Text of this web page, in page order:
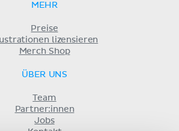
MEHR
Preise
lizensieren
Merch Shop
ÜBER UNS
Team
Partner:innen
Jobs